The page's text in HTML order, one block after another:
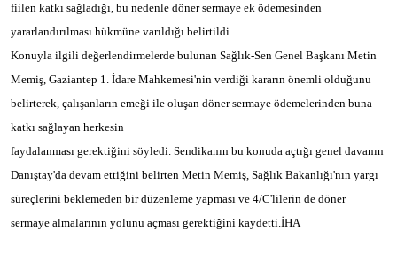
fiilen katkı sağladığı, bu nedenle döner sermaye ek ödemesinden
yararlandırılması hükmüne varıldığı belirtildi.
Konuyla ilgili değerlendirmelerde bulunan Sağlık-Sen Genel Başkanı Metin
Memiş, Gaziantep 1. İdare Mahkemesi'nin verdiği kararın önemli olduğunu
belirterek, çalışanların emeği ile oluşan döner sermaye ödemelerinden buna
katkı sağlayan herkesin
faydalanması gerektiğini söyledi. Sendikanın bu konuda açtığı genel davanın
Danıştay'da devam ettiğini belirten Metin Memiş, Sağlık Bakanlığı'nın yargı
süreçlerini beklemeden bir düzenleme yapması ve 4/C'lilerin de döner
sermaye almalarının yolunu açması gerektiğini kaydetti.İHA